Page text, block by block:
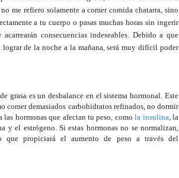
me refiero solamente a comer comida chatarra, sino
a tu cuerpo o pasas muchas horas sin ingerir
consecuencias indeseables. Debido a que
de la noche a la mañana, será muy difícil poder
grasa es un desbalance en el sistema hormonal. Este
comer demasiados carbohidratos refinados, no dormir
las hormonas que afectan tu peso, comola insulina, la
y el estrógeno. Si estas hormonas no se normalizan,
que propiciará el aumento de peso a través del